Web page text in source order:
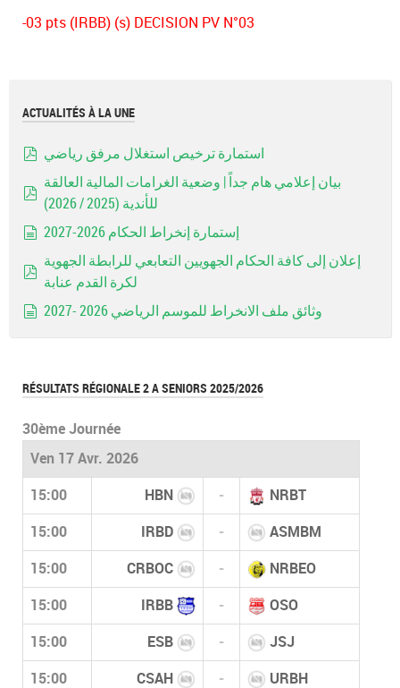
-03 pts (IRBB) (s) DECISION PV N°03
ACTUALITÉS À LA UNE
استمارة ترخيص استغلال مرفق رياضي
pdf
بيان إعلامي هام جداً | وضعية الغرامات المالية العالقة
للأندية (2025 / 2026)
إستمارة إنخراط الحكام 2026-2027
pdf
إعلان إلى كافة الحكام الجهويين التعابعي للرابطة الجهوية
لكرة القدم عنابة
وثائق ملف الانخراط للموسم الرياضي 2026 -2027
RÉSULTATS RÉGIONALE 2 A SENIORS 2025/2026
30ème Journée
Ven 17 Avr. 2026
15:00 HBN - NRBT
15:00 IRBD - ASMBM
15:00 CRBOC - NRBEO
15:00 IRBB - OSO
15:00 ESB - JSJ
15:00 CSAH - URBH